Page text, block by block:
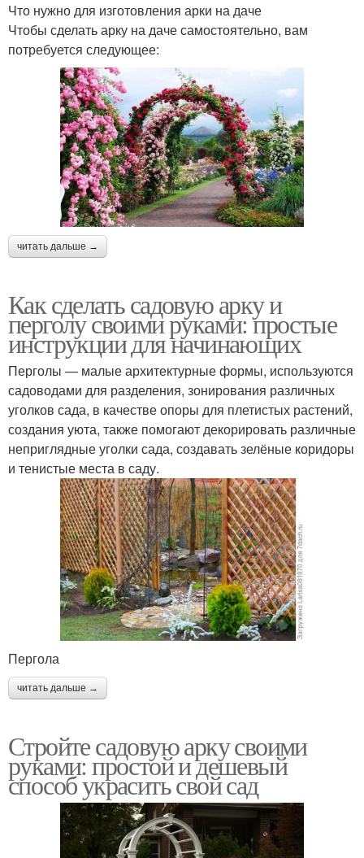
Что нужно для изготовления арки на даче
Чтобы сделать арку на даче самостоятельно, вам
потребуется следующее:
читать дальше →
Как сделать садовую арку и
перголу своими руками: простые
инструкции для начинающих
Перголы — малые архитектурные формы, используются
садоводами для разделения, зонирования различных
уголков сада, в качестве опоры для плетистых растений,
создания уюта, также помогают декорировать различные
неприглядные уголки сада, создавать зелёные коридоры
и тенистые места в саду.
Пергола
читать дальше →
Стройте садовую арку своими
руками: простой и дешевый
способ украсить свой сад